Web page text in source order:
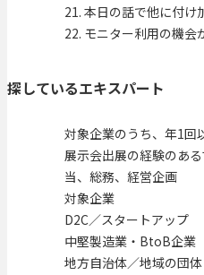
21. 本日の話で他に付け
22. モニター利用の機会
探しているエキスパート
対象企業のうち、年1回
展示会出展の経験のあ
当、総務、経営企画
対象企業
D2C／スタートアップ
中堅製造業・BtoB企業
地方自治体／地域の団体